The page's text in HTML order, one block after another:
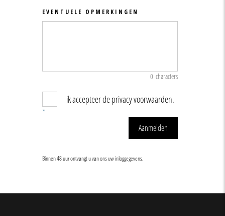
EVENTUELE OPMERKINGEN
0 characters
ik accepteer de privacy voorwaarden.
*
Aanmelden
Binnen 48 uur ontvangt u van ons uw inloggegevens.